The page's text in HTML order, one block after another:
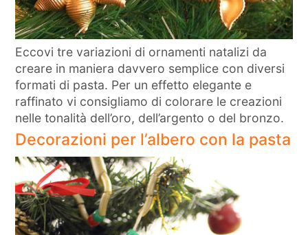
Eccovi tre variazioni di ornamenti natalizi da
creare in maniera davvero semplice con diversi
formati di pasta. Per un effetto elegante e
raffinato vi consigliamo di colorare le creazioni
nelle tonalità dell’oro, dell’argento o del bronzo.
Decorazioni per l’albero con la pasta